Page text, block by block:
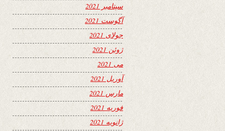
سپتامبر 2021
آگوست 2021
جولای 2021
ژوئن 2021
می 2021
آوریل 2021
مارس 2021
فوریه 2021
ژانویه 2021